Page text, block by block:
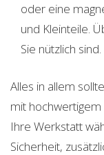
oder eine
und Kleinteile.
Sie nützlich sind.
Alles in allem
mit
Ihre Werkstatt
Sicherheit,